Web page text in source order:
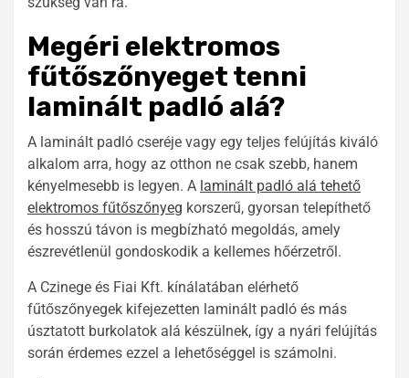
Megéri elektromos
fűtőszőnyeget tenni
laminált padló alá?
A laminált padló cseréje vagy egy teljes felújítás kiváló
alkalom arra, hogy az otthon ne csak szebb, hanem
kényelmesebb is legyen. A laminált padló alá tehető
elektromos fűtőszőnyeg korszerű, gyorsan telepíthető
és hosszú távon is megbízható megoldás, amely
észrevétlenül gondoskodik a kellemes hőérzetről.
A Czinege és Fiai Kft. kínálatában elérhető
fűtőszőnyegek kifejezetten laminált padló és más
úsztatott burkolatok alá készülnek, így a nyári felújítás
során érdemes ezzel a lehetőséggel is számolni.